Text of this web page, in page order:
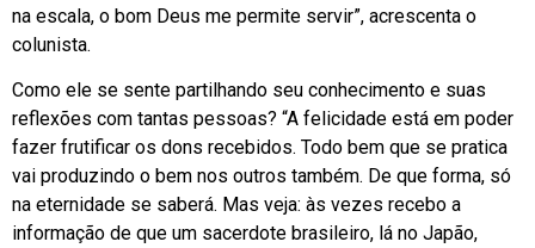
na escala, o bom Deus me permite servir”, acrescenta o
colunista.
Como ele se sente partilhando seu conhecimento e suas
reflexões com tantas pessoas? “A felicidade está em poder
fazer frutificar os dons recebidos. Todo bem que se pratica
vai produzindo o bem nos outros também. De que forma, só
na eternidade se saberá. Mas veja: às vezes recebo a
informação de que um sacerdote brasileiro, lá no Japão,